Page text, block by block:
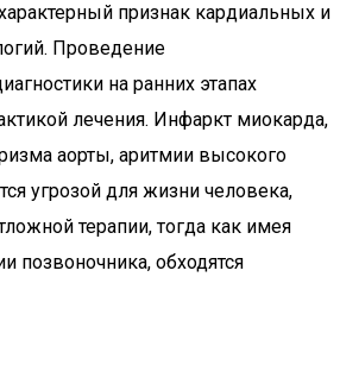
признак кардиальных и
Проведение
на ранних этапах
лечения. Инфаркт миокарда,
аорты, аритмии высокого
угрозой для жизни человека,
терапии, тогда как имея
позвоночника, обходятся